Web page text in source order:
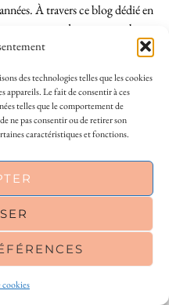
its services
Learn more
des technologies telles que les cookies
appareils. Le fait de consentir à ces
telles que le comportement de
ne pas consentir ou de retirer son
caractéristiques et fonctions.
À travers ce blog dédié en
mes coups de cœur, mes bons
à plusieurs, et mes meilleures
cherchez un blog lifestyle à La
au bon endroit. Que vous
belle ville, j’espère que mes
Rochelle comme un·e vrai·e
!
| 39969
| 18200